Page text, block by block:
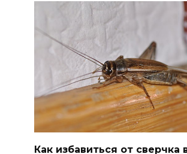
Как избавиться от сверчка